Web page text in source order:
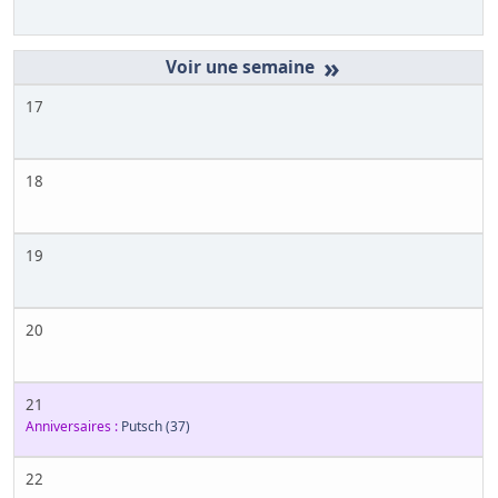
»
17
18
19
20
21
Anniversaires : Putsch(37)
22